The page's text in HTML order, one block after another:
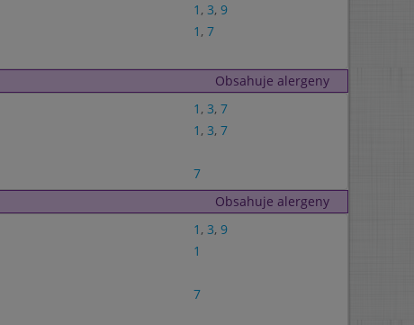
1 , 3, 9
1 , 7
Obsahuje alergeny
1 , 3, 7
1 , 3, 7
7
Obsahuje alergeny
1 , 3, 9
1
7